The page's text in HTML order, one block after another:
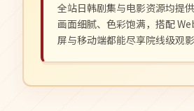
全站日韩剧集与电影资源均提
画面细腻、色彩饱满，搭配
屏与移动端都能尽享院线级观影